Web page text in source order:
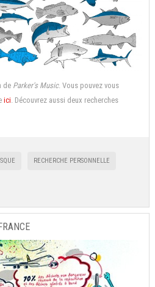
de Parker's Music. Vous pouvez vous
ici. Découvrez aussi deux recherches
RECHERCHE PERSONNELLE